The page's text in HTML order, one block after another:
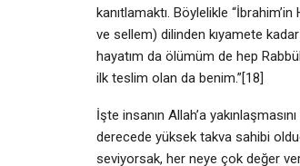
kanıtlamaktı. Böylelikle
ve sellem) dilinden kıyamete
hayatım da ölümüm de hep
ilk teslim olan da benim.”[18]
İşte insanın Allah’a
derecede yüksek takva sahibi
seviyorsak, her neye çok değer